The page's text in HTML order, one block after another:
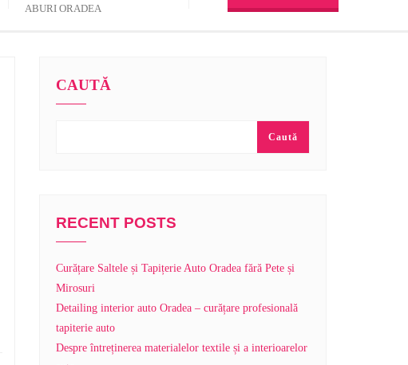
ABURI ORADEA
CAUTĂ
Caută
RECENT POSTS
Curățare Saltele și Tapițerie Auto Oradea fără Pete și
Mirosuri
Detailing interior auto Oradea – curățare profesională
tapiterie auto
Despre întreținerea materialelor textile și a interioarelor